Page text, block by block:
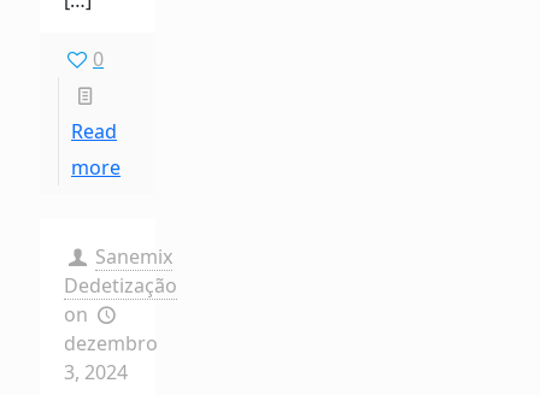
0
Read
more
Sanemix
Dedetização
on
dezembro
3, 2024